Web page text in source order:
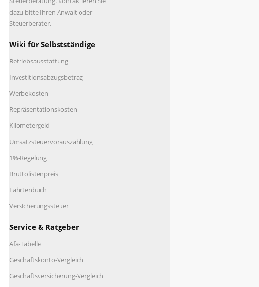
dazu bitte Ihren Anwalt oder
Steuerberater.
Wiki für Selbstständige
Betriebsausstattung
Investitionsabzugsbetrag
Werbekosten
Repräsentationskosten
Kilometergeld
Umsatzsteuervorauszahlung
1%-Regelung
Bruttolistenpreis
Fahrtenbuch
Versicherungssteuer
Service & Ratgeber
Afa-Tabelle
Geschäftskonto-Vergleich
Geschäftsversicherung-Vergleich